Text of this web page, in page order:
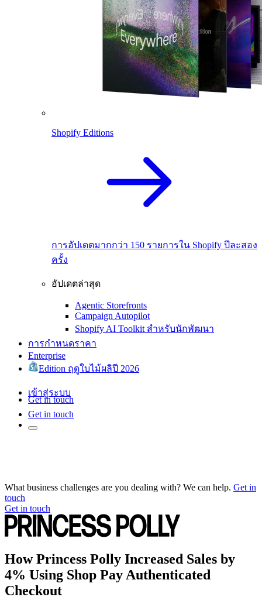
Shopify Editions
การอัปเดตมากกว่า 150 รายการใน Shopify ปีละสอง
ครั้ง
อัปเดตล่าสุด
Agentic Storefronts
Campaign Autopilot
Shopify AI Toolkit สำหรับนักพัฒนา
การกำหนดราคา
Enterprise
Edition ฤดูใบไม้ผลิปี 2026
เข้าสู่ระบบ
Get in touch
Get in touch
What business challenges are you dealing with? We can help. Get in
touch
Get in touch
How Princess Polly Increased Sales by
4% Using Shop Pay Authenticated
Checkout